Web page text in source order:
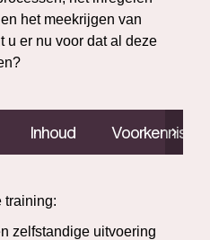
het meekrijgen van
u er nu voor dat al deze
Inhoud Voorkennis
training:
zelfstandige uitvoering